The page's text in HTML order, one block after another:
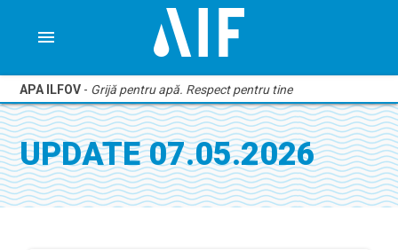
menu
APA ILFOV - Grijă pentru apă. Respect pentru tine
UPDATE 07.05.2026